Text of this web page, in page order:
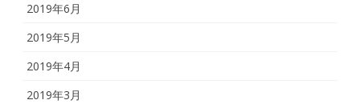
2019年6月
2019年5月
2019年4月
2019年3月